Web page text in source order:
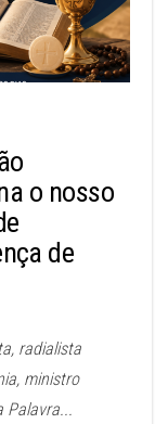
o nosso
de
radialista
ministro
Palavra...